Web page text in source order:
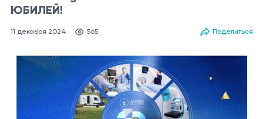
ЮБИЛЕЙ!
11 декабря 2024 565 Поделиться